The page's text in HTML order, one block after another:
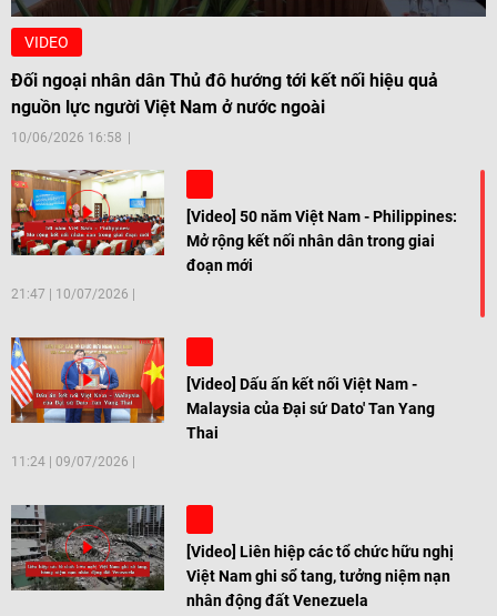
VIDEO
Đối ngoại nhân dân Thủ đô hướng tới kết nối hiệu quả
nguồn lực người Việt Nam ở nước ngoài
10/06/2026 16:58
[Video] 50 năm Việt Nam - Philippines:
Mở rộng kết nối nhân dân trong giai
đoạn mới
21:47 | 10/07/2026
[Video] Dấu ấn kết nối Việt Nam -
Malaysia của Đại sứ Dato' Tan Yang
Thai
11:24 | 09/07/2026
[Video] Liên hiệp các tổ chức hữu nghị
Việt Nam ghi sổ tang, tưởng niệm nạn
nhân động đất Venezuela